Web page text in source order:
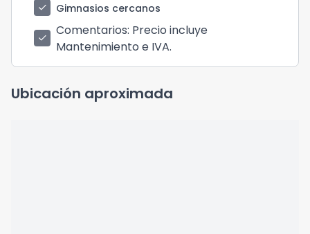
check
Gimnasios cercanos
check Comentarios: Precio incluye
Mantenimiento e IVA.
Ubicación aproximada